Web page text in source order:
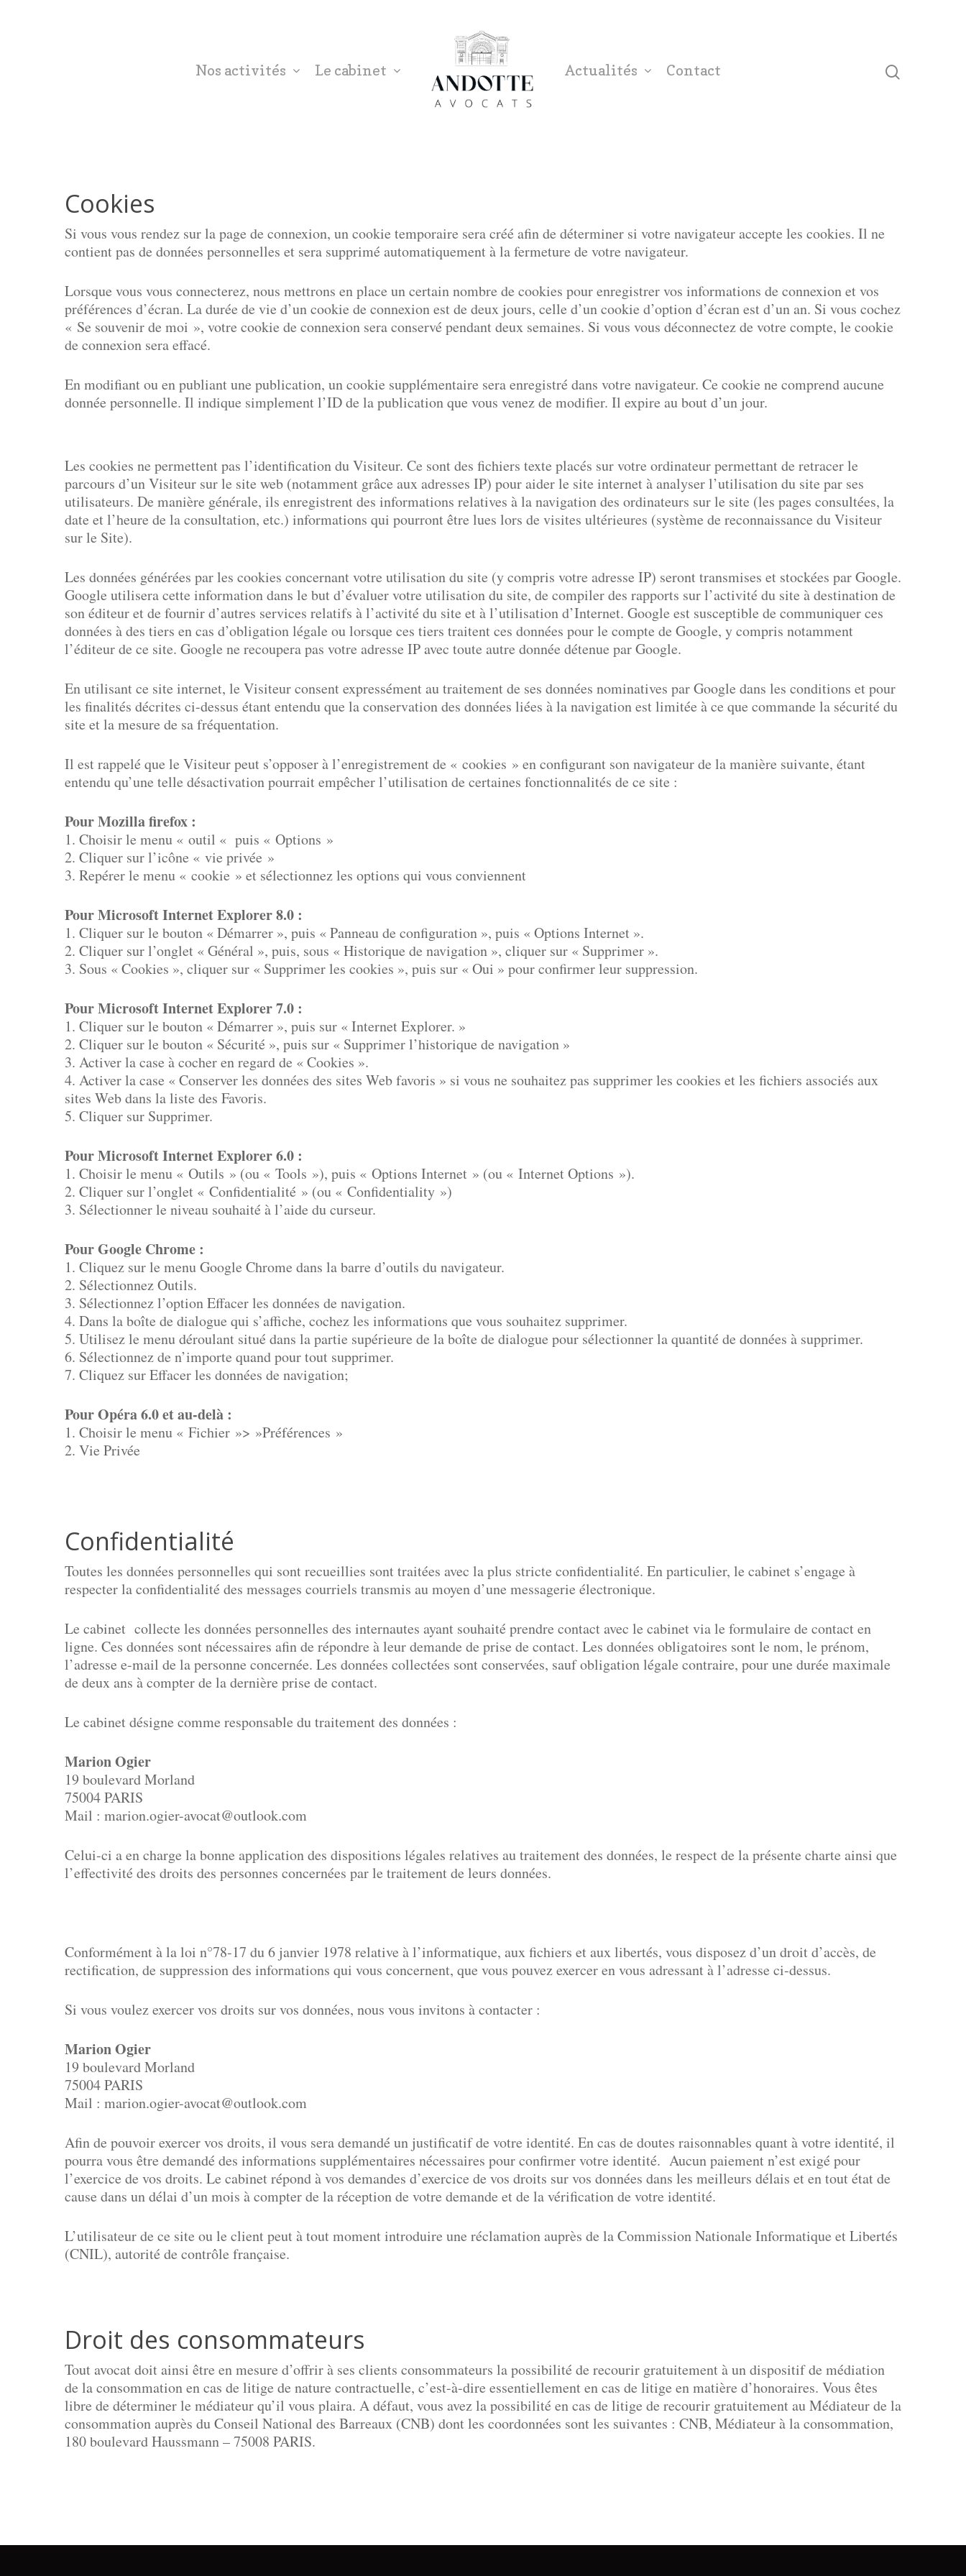
Nos activités Le cabinet Actualités Contact
Cookies
Si vous vous rendez sur la page de connexion, un cookie temporaire sera créé afin de déterminer si votre navigateur accepte les cookies. Il ne
contient pas de données personnelles et sera supprimé automatiquement à la fermeture de votre navigateur.
Lorsque vous vous connecterez, nous mettrons en place un certain nombre de cookies pour enregistrer vos informations de connexion et vos
préférences d’écran. La durée de vie d’un cookie de connexion est de deux jours, celle d’un cookie d’option d’écran est d’un an. Si vous cochez
« Se souvenir de moi », votre cookie de connexion sera conservé pendant deux semaines. Si vous vous déconnectez de votre compte, le cookie
de connexion sera effacé.
En modifiant ou en publiant une publication, un cookie supplémentaire sera enregistré dans votre navigateur. Ce cookie ne comprend aucune
donnée personnelle. Il indique simplement l’ID de la publication que vous venez de modifier. Il expire au bout d’un jour.
Les cookies ne permettent pas l’identification du Visiteur. Ce sont des fichiers texte placés sur votre ordinateur permettant de retracer le
parcours d’un Visiteur sur le site web (notamment grâce aux adresses IP) pour aider le site internet à analyser l’utilisation du site par ses
utilisateurs. De manière générale, ils enregistrent des informations relatives à la navigation des ordinateurs sur le site (les pages consultées, la
date et l’heure de la consultation, etc.) informations qui pourront être lues lors de visites ultérieures (système de reconnaissance du Visiteur
sur le Site).
Les données générées par les cookies concernant votre utilisation du site (y compris votre adresse IP) seront transmises et stockées par Google.
Google utilisera cette information dans le but d’évaluer votre utilisation du site, de compiler des rapports sur l’activité du site à destination de
son éditeur et de fournir d’autres services relatifs à l’activité du site et à l’utilisation d’Internet. Google est susceptible de communiquer ces
données à des tiers en cas d’obligation légale ou lorsque ces tiers traitent ces données pour le compte de Google, y compris notamment
l’éditeur de ce site. Google ne recoupera pas votre adresse IP avec toute autre donnée détenue par Google.
En utilisant ce site internet, le Visiteur consent expressément au traitement de ses données nominatives par Google dans les conditions et pour
les finalités décrites ci-dessus étant entendu que la conservation des données liées à la navigation est limitée à ce que commande la sécurité du
site et la mesure de sa fréquentation.
Il est rappelé que le Visiteur peut s’opposer à l’enregistrement de « cookies » en configurant son navigateur de la manière suivante, étant
entendu qu’une telle désactivation pourrait empêcher l’utilisation de certaines fonctionnalités de ce site :
Pour Mozilla firefox :
1. Choisir le menu « outil « puis « Options »
2. Cliquer sur l’icône « vie privée »
3. Repérer le menu « cookie » et sélectionnez les options qui vous conviennent
Pour Microsoft Internet Explorer 8.0 :
1. Cliquer sur le bouton « Démarrer », puis « Panneau de configuration », puis « Options Internet ».
2. Cliquer sur l’onglet « Général », puis, sous « Historique de navigation », cliquer sur « Supprimer ».
3. Sous « Cookies », cliquer sur « Supprimer les cookies », puis sur « Oui » pour confirmer leur suppression.
Pour Microsoft Internet Explorer 7.0 :
1. Cliquer sur le bouton « Démarrer », puis sur « Internet Explorer. »
2. Cliquer sur le bouton « Sécurité », puis sur « Supprimer l’historique de navigation »
3. Activer la case à cocher en regard de « Cookies ».
4. Activer la case « Conserver les données des sites Web favoris » si vous ne souhaitez pas supprimer les cookies et les fichiers associés aux
sites Web dans la liste des Favoris.
5. Cliquer sur Supprimer.
Pour Microsoft Internet Explorer 6.0 :
1. Choisir le menu « Outils » (ou « Tools »), puis « Options Internet » (ou « Internet Options »).
2. Cliquer sur l’onglet « Confidentialité » (ou « Confidentiality »)
3. Sélectionner le niveau souhaité à l’aide du curseur.
Pour Google Chrome :
1. Cliquez sur le menu Google Chrome dans la barre d’outils du navigateur.
2. Sélectionnez Outils.
3. Sélectionnez l’option Effacer les données de navigation.
4. Dans la boîte de dialogue qui s’affiche, cochez les informations que vous souhaitez supprimer.
5. Utilisez le menu déroulant situé dans la partie supérieure de la boîte de dialogue pour sélectionner la quantité de données à supprimer.
6. Sélectionnez de n’importe quand pour tout supprimer.
7. Cliquez sur Effacer les données de navigation;
Pour Opéra 6.0 et au-delà :
1. Choisir le menu « Fichier »> »Préférences »
2. Vie Privée
Confidentialité
Toutes les données personnelles qui sont recueillies sont traitées avec la plus stricte confidentialité. En particulier, le cabinet s’engage à
respecter la confidentialité des messages courriels transmis au moyen d’une messagerie électronique.
Le cabinet collecte les données personnelles des internautes ayant souhaité prendre contact avec le cabinet via le formulaire de contact en
ligne. Ces données sont nécessaires afin de répondre à leur demande de prise de contact. Les données obligatoires sont le nom, le prénom,
l’adresse e-mail de la personne concernée. Les données collectées sont conservées, sauf obligation légale contraire, pour une durée maximale
de deux ans à compter de la dernière prise de contact.
Le cabinet désigne comme responsable du traitement des données :
Marion Ogier
19 boulevard Morland
75004 PARIS
Mail : marion.ogier-avocat@outlook.com
Celui-ci a en charge la bonne application des dispositions légales relatives au traitement des données, le respect de la présente charte ainsi que
l’effectivité des droits des personnes concernées par le traitement de leurs données.
Conformément à la loi n°78-17 du 6 janvier 1978 relative à l’informatique, aux fichiers et aux libertés, vous disposez d’un droit d’accès, de
rectification, de suppression des informations qui vous concernent, que vous pouvez exercer en vous adressant à l’adresse ci-dessus.
Si vous voulez exercer vos droits sur vos données, nous vous invitons à contacter :
Marion Ogier
19 boulevard Morland
75004 PARIS
Mail : marion.ogier-avocat@outlook.com
Afin de pouvoir exercer vos droits, il vous sera demandé un justificatif de votre identité. En cas de doutes raisonnables quant à votre identité, il
pourra vous être demandé des informations supplémentaires nécessaires pour confirmer votre identité. Aucun paiement n’est exigé pour
l’exercice de vos droits. Le cabinet répond à vos demandes d’exercice de vos droits sur vos données dans les meilleurs délais et en tout état de
cause dans un délai d’un mois à compter de la réception de votre demande et de la vérification de votre identité.
L’utilisateur de ce site ou le client peut à tout moment introduire une réclamation auprès de la Commission Nationale Informatique et Libertés
(CNIL), autorité de contrôle française.
Droit des consommateurs
Tout avocat doit ainsi être en mesure d’offrir à ses clients consommateurs la possibilité de recourir gratuitement à un dispositif de médiation
de la consommation en cas de litige de nature contractuelle, c’est-à-dire essentiellement en cas de litige en matière d’honoraires. Vous êtes
libre de déterminer le médiateur qu’il vous plaira. A défaut, vous avez la possibilité en cas de litige de recourir gratuitement au Médiateur de la
consommation auprès du Conseil National des Barreaux (CNB) dont les coordonnées sont les suivantes : CNB, Médiateur à la consommation,
180 boulevard Haussmann – 75008 PARIS.